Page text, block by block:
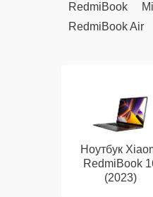
RedmiBook
RedmiBook Air
Ноутбук
RedmiBook
(2023)